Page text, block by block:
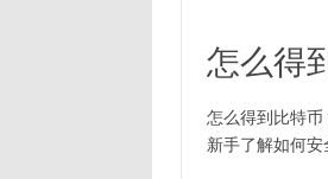
怎么得
怎么得到比特
新手了解如何安